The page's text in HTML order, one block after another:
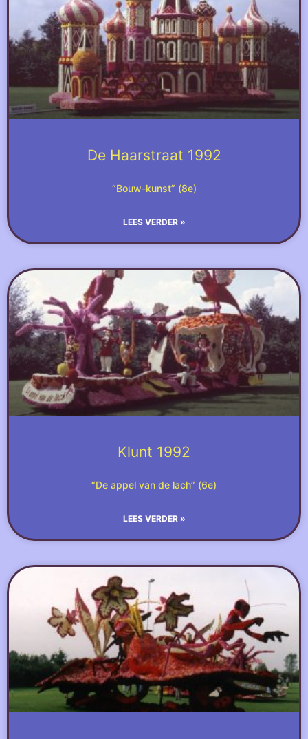
De Haarstraat 1992
“Bouw-kunst” (8e)
LEES VERDER »
Klunt 1992
“De appel van de lach” (6e)
LEES VERDER »